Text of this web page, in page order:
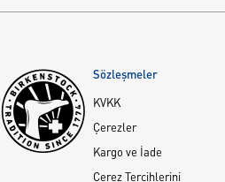
Sözleşmeler
KVKK
Çerezler
Kargo ve İade
Çerez Tercihlerini